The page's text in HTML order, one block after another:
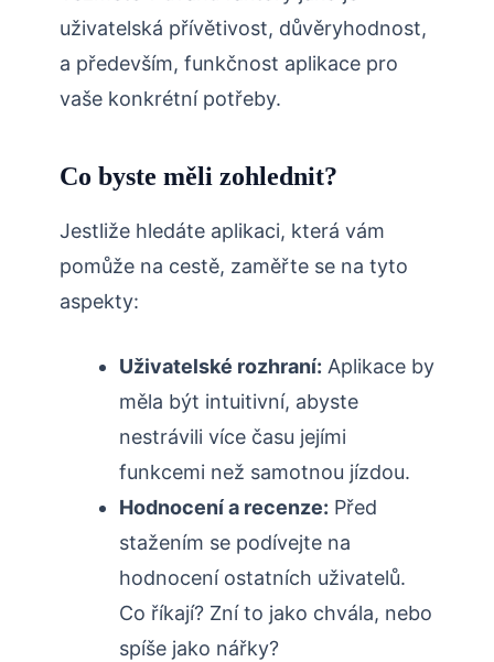
uživatelská přívětivost, důvěryhodnost,
a především, funkčnost aplikace pro
vaše konkrétní potřeby.
Co byste měli zohlednit?
Jestliže hledáte aplikaci, která vám
pomůže na cestě, zaměřte se na tyto
aspekty:
Uživatelské rozhraní: Aplikace by
měla být intuitivní, abyste
nestrávili více času jejími
funkcemi než samotnou jízdou.
Hodnocení a recenze: Před
stažením se podívejte na
hodnocení ostatních uživatelů.
Co říkají? Zní to jako chvála, nebo
spíše jako nářky?